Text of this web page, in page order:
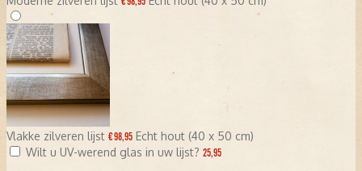
Vlakke zilveren lijst € 98,95 Echt hout (40 x 50 cm)
Wilt u UV-werend glas in uw lijst? 25,95